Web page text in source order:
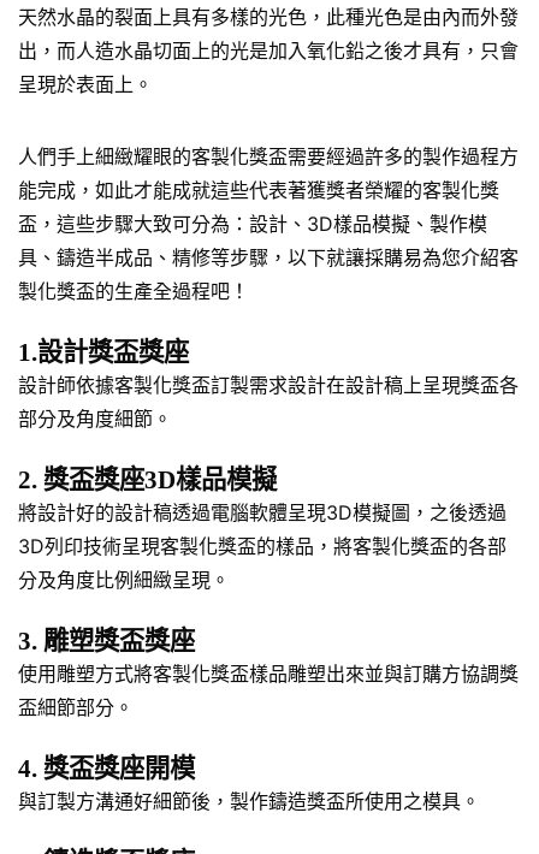
天然水晶的裂面上具有多樣的光色，此種光色是由內而外發
出，而人造水晶切面上的光是加入氧化鉛之後才具有，只會
呈現於表面上。
人們手上細緻耀眼的客製化獎盃需要經過許多的製作過程方
能完成，如此才能成就這些代表著獲獎者榮耀的客製化獎
盃，這些步驟大致可分為：設計、3D樣品模擬、製作模
具、鑄造半成品、精修等步驟，以下就讓採購易為您介紹客
製化獎盃的生產全過程吧！
1.設計獎盃獎座
設計師依據客製化獎盃訂製需求設計在設計稿上呈現獎盃各
部分及角度細節。
2. 獎盃獎座3D樣品模擬
將設計好的設計稿透過電腦軟體呈現3D模擬圖，之後透過
3D列印技術呈現客製化獎盃的樣品，將客製化獎盃的各部
分及角度比例細緻呈現。
3. 雕塑獎盃獎座
使用雕塑方式將客製化獎盃樣品雕塑出來並與訂購方協調獎
盃細節部分。
4. 獎盃獎座開模
與訂製方溝通好細節後，製作鑄造獎盃所使用之模具。